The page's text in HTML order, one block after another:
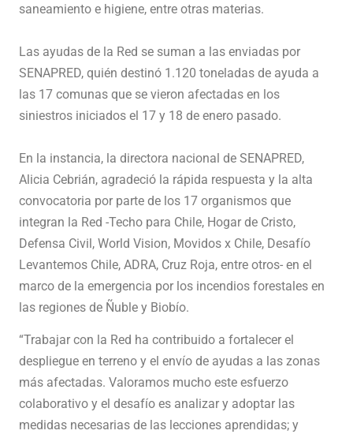
saneamiento e higiene, entre otras materias.
Las ayudas de la Red se suman a las enviadas por
SENAPRED, quién destinó 1.120 toneladas de ayuda a
las 17 comunas que se vieron afectadas en los
siniestros iniciados el 17 y 18 de enero pasado.
En la instancia, la directora nacional de SENAPRED,
Alicia Cebrián, agradeció la rápida respuesta y la alta
convocatoria por parte de los 17 organismos que
integran la Red -Techo para Chile, Hogar de Cristo,
Defensa Civil, World Vision, Movidos x Chile, Desafío
Levantemos Chile, ADRA, Cruz Roja, entre otros- en el
marco de la emergencia por los incendios forestales en
las regiones de Ñuble y Biobío.
“Trabajar con la Red ha contribuido a fortalecer el
despliegue en terreno y el envío de ayudas a las zonas
más afectadas. Valoramos mucho este esfuerzo
colaborativo y el desafío es analizar y adoptar las
medidas necesarias de las lecciones aprendidas; y